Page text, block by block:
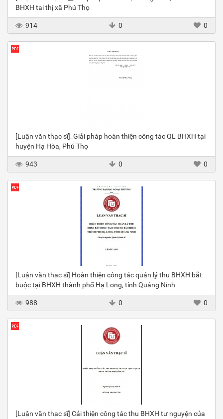
BHXH tại thị xã Phú Thọ
914 0 0
[Luận văn thạc sĩ]_Giải pháp hoàn thiện công tác QL BHXH tại
huyện Hạ Hòa, Phú Thọ
943 0 0
[Luận văn thạc sĩ] Hoàn thiện công tác quản lý thu BHXH bắt
buộc tại BHXH thành phố Hạ Long, tỉnh Quảng Ninh
988 0 0
[Luận văn thạc sĩ] Cải thiện công tác thu BHXH tự nguyện của